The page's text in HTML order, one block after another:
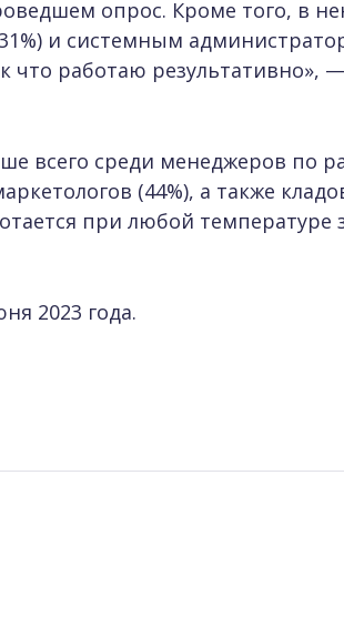
опрос. Кроме того, в
и системным
что работаю результативно», —
всего среди менеджеров по
(44%), а также
при любой температуре
2023 года.